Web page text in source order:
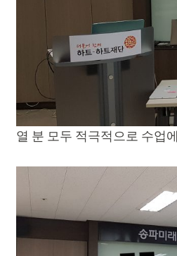
열 분 모두 적극적으로 수업